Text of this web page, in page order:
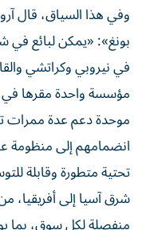
وفي هذا السياق، قال
بونغ»: «يمكن لبائع في
في نيروبي وكراتشي
مؤسسة واحدة مقرها في
موحدة دعم عدة ممرات
انضمامهم إلى منظومة
تحتية متطورة وقابلة
شرق آسيا إلى أفريقيا،